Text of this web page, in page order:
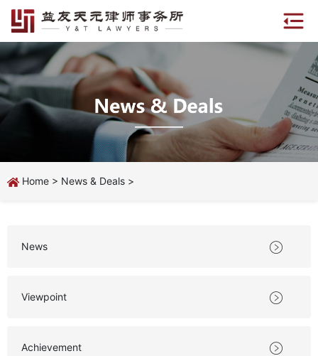
Home > News & Deals >
News 
Viewpoint 
Achievement 